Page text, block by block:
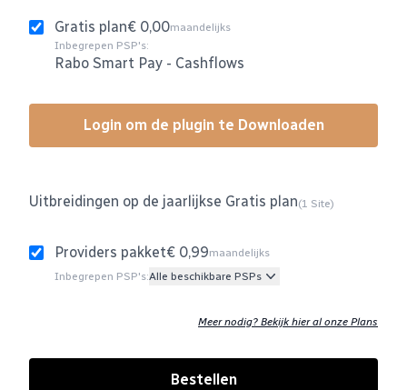
Gratis plan€ 0,00maandelijks
Inbegrepen PSP's:
Rabo Smart Pay - Cashflows
Login om de plugin te Downloaden
Uitbreidingen op de jaarlijkse Gratis plan(1 Site)
Providers pakket€ 0,99maandelijks
Inbegrepen PSP's:Alle beschikbare PSPs
Meer nodig? Bekijk hier al onze Plans
Bestellen